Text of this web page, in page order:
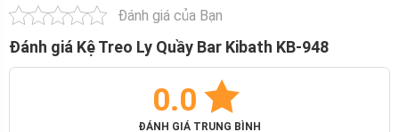
Đánh giá của Bạn
Đánh giá Kệ Treo Ly Quầy Bar Kibath KB-948
0.0
ĐÁNH GIÁ TRUNG BÌNH